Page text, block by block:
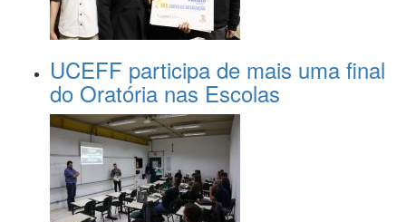
UCEFF participa de mais uma final
do Oratória nas Escolas